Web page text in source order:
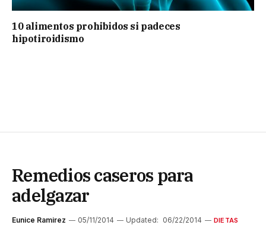
10 alimentos prohibidos si padeces
hipotiroidismo
Remedios caseros para
adelgazar
Eunice Ramirez 05/11/2014 Updated: 06/22/2014 DIETAS